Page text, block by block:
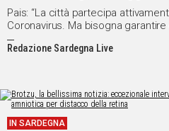
Pais: “La città partecipa
Coronavirus. Ma bisogna
Redazione Sardegna Live
IN SARDEGNA